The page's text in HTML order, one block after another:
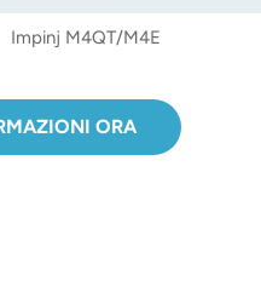
Impinj M4QT/M4E
ORA